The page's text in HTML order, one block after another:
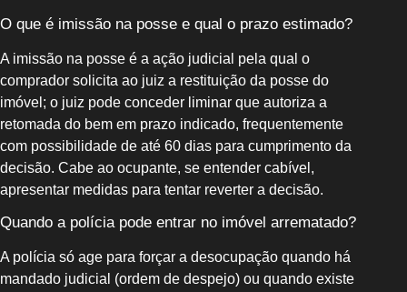
O que é imissão na posse e qual o prazo estimado?
A imissão na posse é a ação judicial pela qual o
comprador solicita ao juiz a restituição da posse do
imóvel; o juiz pode conceder liminar que autoriza a
retomada do bem em prazo indicado, frequentemente
com possibilidade de até 60 dias para cumprimento da
decisão. Cabe ao ocupante, se entender cabível,
apresentar medidas para tentar reverter a decisão.
Quando a polícia pode entrar no imóvel arrematado?
A polícia só age para forçar a desocupação quando há
mandado judicial (ordem de despejo) ou quando existe